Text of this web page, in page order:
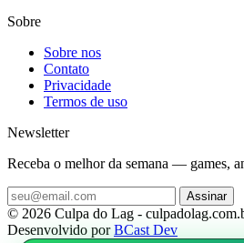
Sobre
Sobre nos
Contato
Privacidade
Termos de uso
Newsletter
Receba o melhor da semana — games,
Assinar
© 2026 Culpa do Lag -
Desenvolvido porBCast Dev